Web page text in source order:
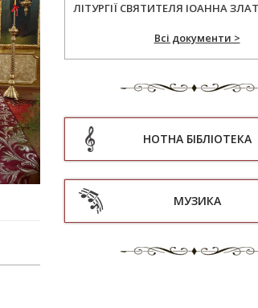
ЛІТУРГІЇ СВЯТИТЕЛЯ ІОАННА
Всі документи >
НОТНА БІБЛІОТЕКА
МУЗИКА